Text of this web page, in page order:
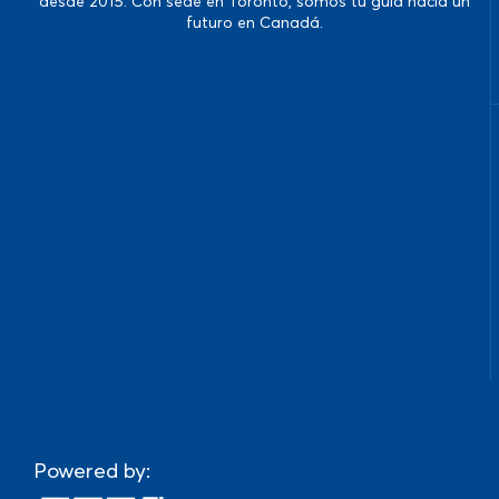
futuro en Canadá.
Powered by: